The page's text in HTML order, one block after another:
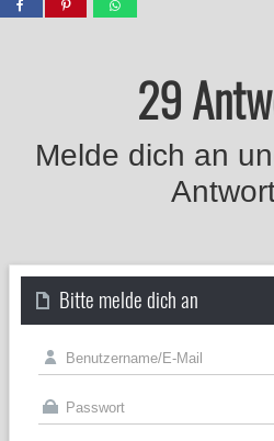
29
Melde dich an
Bitte melde dich an